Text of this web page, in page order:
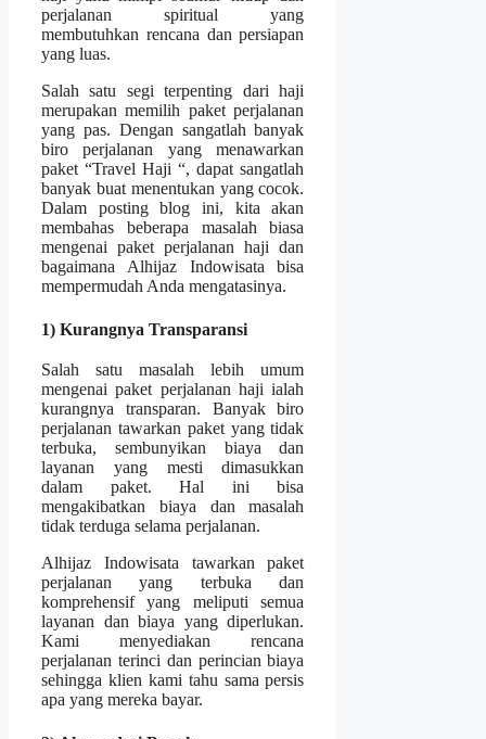
perjalanan spiritual yang
membutuhkan rencana dan persiapan
yang luas.
Salah satu segi terpenting dari haji
merupakan memilih paket perjalanan
yang pas. Dengan sangatlah banyak
biro perjalanan yang menawarkan
paket “Travel Haji “, dapat sangatlah
banyak buat menentukan yang cocok.
Dalam posting blog ini, kita akan
membahas beberapa masalah biasa
mengenai paket perjalanan haji dan
bagaimana Alhijaz Indowisata bisa
mempermudah Anda mengatasinya.
1) Kurangnya Transparansi
Salah satu masalah lebih umum
mengenai paket perjalanan haji ialah
kurangnya transparan. Banyak biro
perjalanan tawarkan paket yang tidak
terbuka, sembunyikan biaya dan
layanan yang mesti dimasukkan
dalam paket. Hal ini bisa
mengakibatkan biaya dan masalah
tidak terduga selama perjalanan.
Alhijaz Indowisata tawarkan paket
perjalanan yang terbuka dan
komprehensif yang meliputi semua
layanan dan biaya yang diperlukan.
Kami menyediakan rencana
perjalanan terinci dan perincian biaya
sehingga klien kami tahu sama persis
apa yang mereka bayar.